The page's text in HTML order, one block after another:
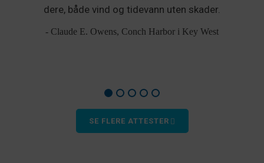
dere, både vind og tidevann uten skader.
- Claude E. Owens, Conch Harbor i Key West
SE FLERE ATTESTER